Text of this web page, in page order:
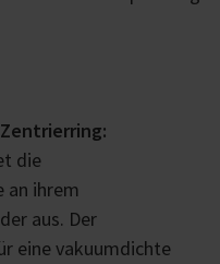
die
an ihrem
aus. Der
eine vakuumdichte